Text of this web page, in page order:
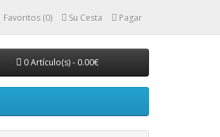
Favoritos (0) Su Cesta Pagar
0 Artículo(s) - 0.00€